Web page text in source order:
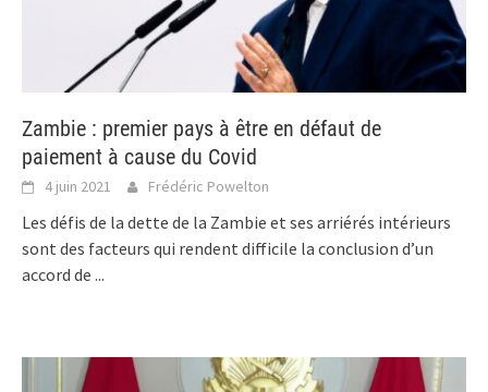
Zambie : premier pays à être en défaut de
paiement à cause du Covid
4 juin 2021 Frédéric Powelton
Les défis de la dette de la Zambie et ses arriérés intérieurs
sont des facteurs qui rendent difficile la conclusion d’un
accord de ...